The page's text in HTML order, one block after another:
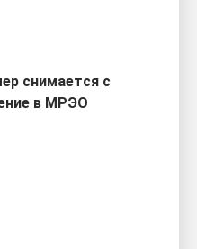
снимается с
в МРЭО